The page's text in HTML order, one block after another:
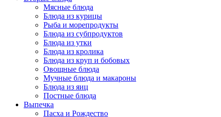
Мясные блюда
Блюда из курицы
Рыба и морепродукты
Блюда из субпродуктов
Блюда из утки
Блюда из кролика
Блюда из круп и бобовых
Овощные блюда
Мучные блюда и макароны
Блюда из яиц
Постные блюда
Выпечка
Пасха и Рождество